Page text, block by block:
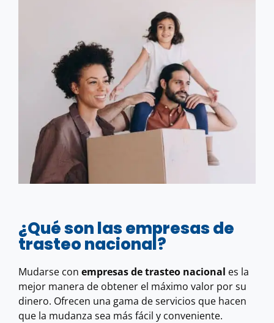
¿Qué son las empresas de
trasteo nacional?
Mudarse con empresas de trasteo nacional es la
mejor manera de obtener el máximo valor por su
dinero. Ofrecen una gama de servicios que hacen
que la mudanza sea más fácil y conveniente.